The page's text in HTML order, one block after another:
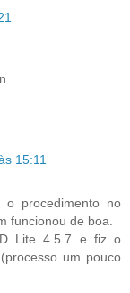
15:11
procedimento no
funcionou de boa.
Lite 4.5.7 e fiz o
um pouco